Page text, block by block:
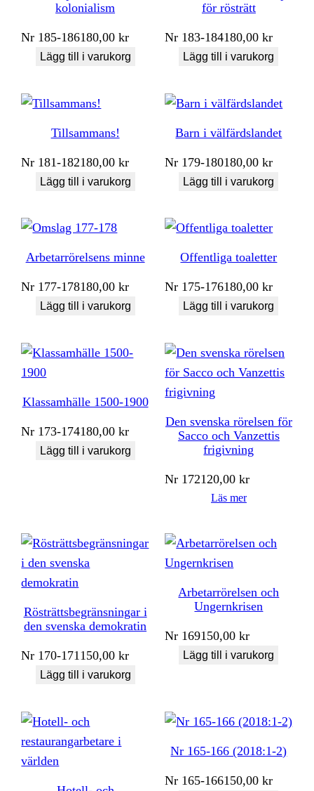
kolonialism
Nr 185-186180,00kr
Lägg till i varukorg
för rösträtt
Nr 183-184180,00kr
Lägg till i varukorg
Tillsammans!
Nr 181-182180,00kr
Lägg till i varukorg
Barn i välfärdslandet
Nr 179-180180,00kr
Lägg till i varukorg
Arbetarrörelsens minne
Nr 177-178180,00kr
Lägg till i varukorg
Offentliga toaletter
Nr 175-176180,00kr
Lägg till i varukorg
Klassamhälle 1500-1900
Nr 173-174180,00kr
Lägg till i varukorg
Den svenska rörelsen för
Sacco och Vanzettis
frigivning
Nr 172120,00kr
Läs mer
Rösträttsbegränsningar i
den svenska demokratin
Nr 170-171150,00kr
Lägg till i varukorg
Arbetarrörelsen och
Ungernkrisen
Nr 169150,00kr
Lägg till i varukorg
Nr 165-166 (2018:1-2)
Nr 165-166150,00kr